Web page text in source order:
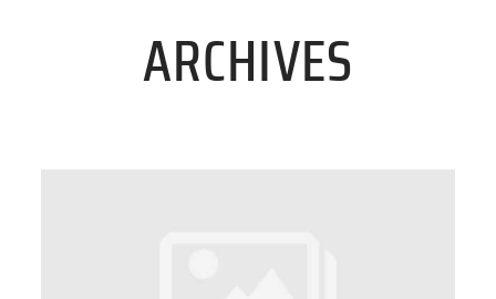
STANDORTE
ARCHIVES